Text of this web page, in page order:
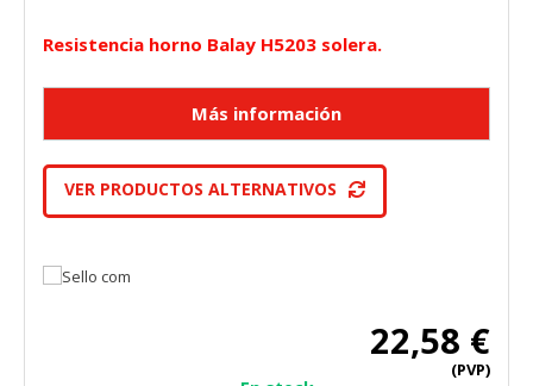
Resistencia horno Balay H5203 solera.
VER PRODUCTOS ALTERNATIVOS
22,58 €
(PVP)